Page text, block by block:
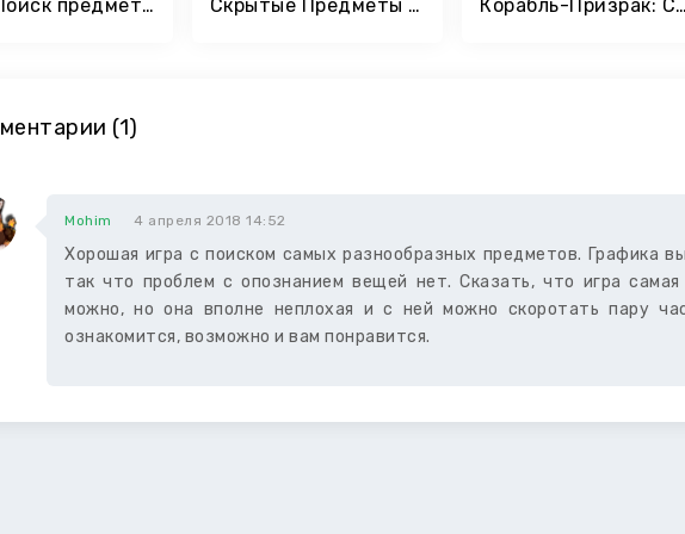
Игры Поиск предметов – Уборка кухни Скрытые Предметы - Волшебный Мир Корабль-Призрак: Скрытые Предметы Приключение Игры
(1)
Mohim 4 апреля 2018 14:52
Хорошая игра с поиском самых разнообразных предметов. Графика
так что проблем с опознанием вещей нет. Сказать, что игра
можно, но она вполне неплохая и с ней можно скоротать пару
ознакомится, возможно и вам понравится.